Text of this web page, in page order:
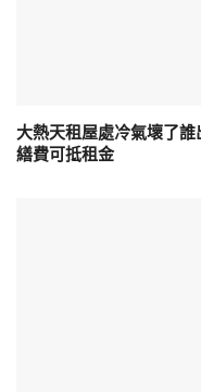
大熱天租屋處冷氣壞了
繕費可抵租金